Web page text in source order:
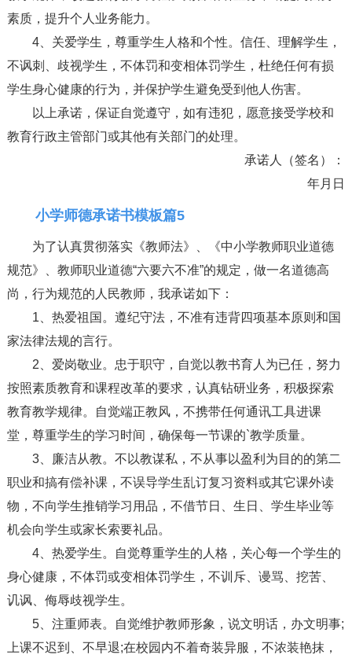
素质，提升个人业务能力。
4、关爱学生，尊重学生人格和个性。信任、理解学生，
不讽刺、歧视学生，不体罚和变相体罚学生，杜绝任何有损
学生身心健康的行为，并保护学生避免受到他人伤害。
以上承诺，保证自觉遵守，如有违犯，愿意接受学校和
教育行政主管部门或其他有关部门的处理。
承诺人（签名）：
年月日
小学师德承诺书模板篇5
为了认真贯彻落实《教师法》、《中小学教师职业道德
规范》、教师职业道德“六要六不准”的规定，做一名道德高
尚，行为规范的人民教师，我承诺如下：
1、热爱祖国。遵纪守法，不准有违背四项基本原则和国
家法律法规的言行。
2、爱岗敬业。忠于职守，自觉以教书育人为已任，努力
按照素质教育和课程改革的要求，认真钻研业务，积极探索
教育教学规律。自觉端正教风，不携带任何通讯工具进课
堂，尊重学生的学习时间，确保每一节课的`教学质量。
3、廉洁从教。不以教谋私，不从事以盈利为目的的第二
职业和搞有偿补课，不误导学生乱订复习资料或其它课外读
物，不向学生推销学习用品，不借节日、生日、学生毕业等
机会向学生或家长索要礼品。
4、热爱学生。自觉尊重学生的人格，关心每一个学生的
身心健康，不体罚或变相体罚学生，不训斥、谩骂、挖苦、
讥讽、侮辱歧视学生。
5、注重师表。自觉维护教师形象，说文明话，办文明事;
上课不迟到、不早退;在校园内不着奇装异服，不浓装艳抹，